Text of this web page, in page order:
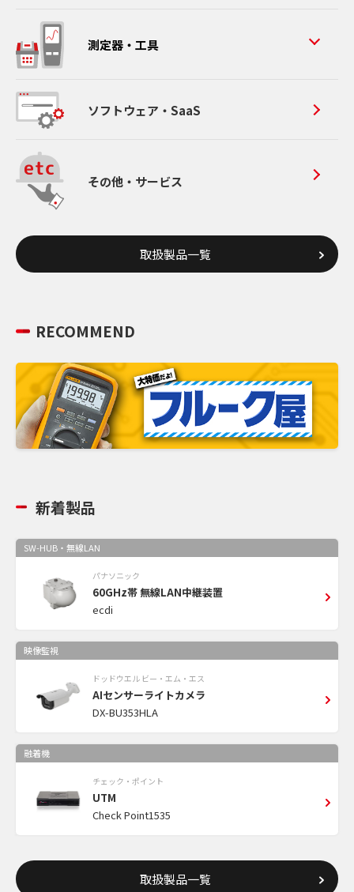
測定器・工具
ソフトウェア・SaaS
その他・サービス
取扱製品一覧
RECOMMEND
新着製品
SW-HUB・無線LAN
パナソニック
60GHz帯 無線LAN中継装置
ecdi
映像監視
ドッドウエル ビー・エム・エス
AIセンサーライトカメラ
DX-BU353HLA
融着機
チェック・ポイント
UTM
Check Point1535
取扱製品一覧